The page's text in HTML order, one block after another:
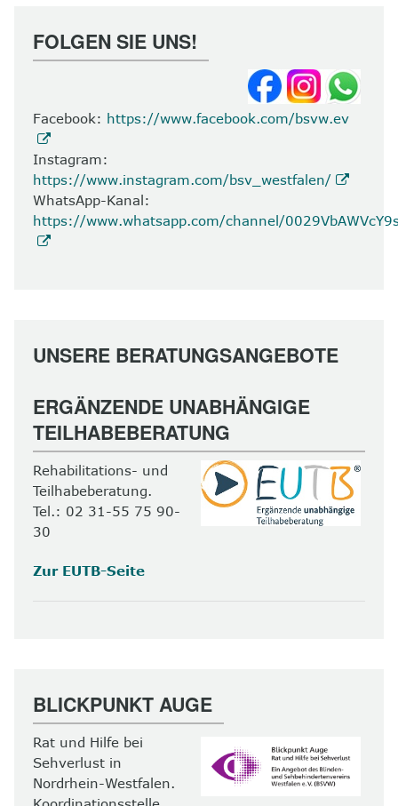
FOLGEN SIE UNS!
Facebook: https://www.facebook.com/bsvw.ev
Instagram:
https://www.instagram.com/bsv_westfalen/
WhatsApp-Kanal:
https://www.whatsapp.com/channel/
UNSERE BERATUNGSANGEBOTE
ERGÄNZENDE UNABHÄNGIGE
TEILHABEBERATUNG
Rehabilitations- und
Teilhabeberatung.
Tel.: 02 31-55 75 90-
30
Zur EUTB-Seite
BLICKPUNKT AUGE
Rat und Hilfe bei
Sehverlust in
Nordrhein-Westfalen.